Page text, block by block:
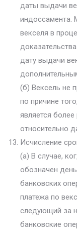
даты выдачи
индоссамента.
векселя в
дату выдачи
(б) Вексель не
по причине
является
относительно
Исчисление
(а) В случае,
обозначен
банковских
платежа по
следующий за
банковские